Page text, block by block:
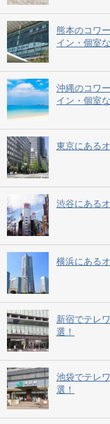
熊本のコワ
イン・個室
沖縄のコワ
イン・個室
東京にある
渋谷にある
横浜にある
新宿でテレ
選！
池袋でテレ
選！